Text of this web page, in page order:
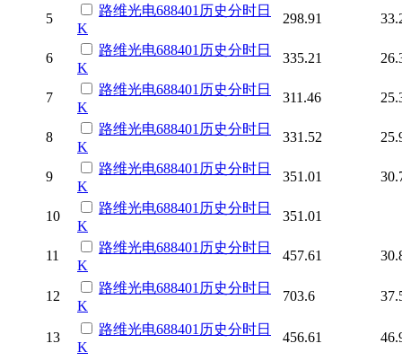
5
路维光电688401 历史分时日
K
298.91
6
路维光电688401 历史分时日
K
335.21
7
路维光电688401 历史分时日
K
311.46
8
路维光电688401 历史分时日
K
331.52
9
路维光电688401 历史分时日
K
351.01
10
路维光电688401 历史分时日
K
351.01
11
路维光电688401 历史分时日
K
457.61
12
路维光电688401 历史分时日
K
703.6
13
路维光电688401 历史分时日
K
456.61